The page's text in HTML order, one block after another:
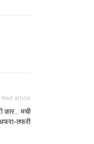
Next article
कार… मची
तफरी